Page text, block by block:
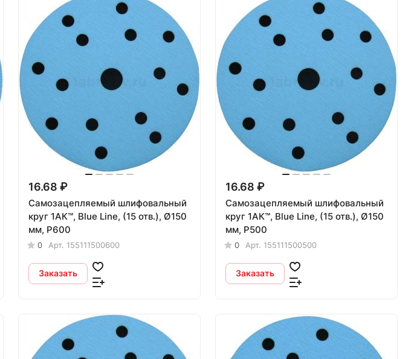
16.68 ₽
Самозацепляемый шлифовальный
круг 1АК™, Blue Line, (15 отв.), Ø150
мм, Р600
0 Арт. 155111500600
Заказать
16.68 ₽
Самозацепляемый шлифовальный
круг 1АК™, Blue Line, (15 отв.), Ø150
мм, Р500
0 Арт. 155111500500
Заказать